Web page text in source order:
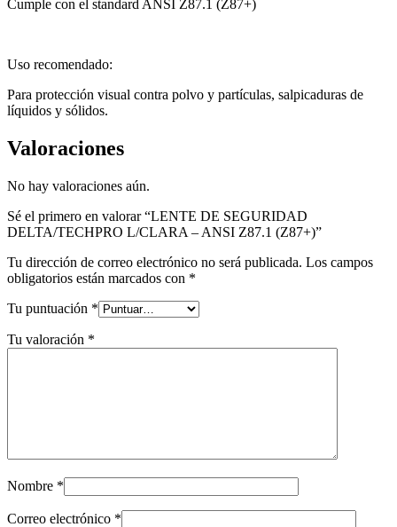
Cumple con el standard ANSI Z87.1 (Z87+)
Uso recomendado:
Para protección visual contra polvo y partículas, salpicaduras de
líquidos y sólidos.
Valoraciones
No hay valoraciones aún.
Sé el primero en valorar “LENTE DE SEGURIDAD
DELTA/TECHPRO L/CLARA – ANSI Z87.1 (Z87+)”
Tu dirección de correo electrónico no será publicada. Los campos
obligatorios están marcados con *
Tu puntuación *
Tu valoración *
Nombre *
Correo electrónico *